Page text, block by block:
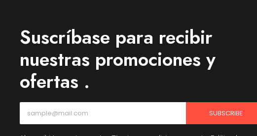
Suscríbase para recibir
nuestras promociones y
ofertas .
SUBSCRIBE